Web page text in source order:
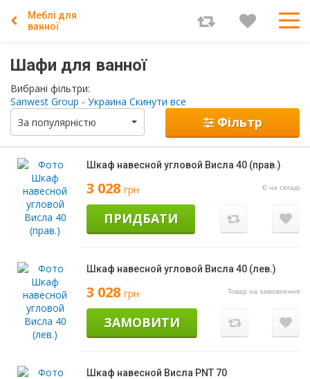
Меблі для
ванної
Шафи для ванної
Вибрані фільтри:
Sanwest Group - Украина Скинути все
За популярністю
Фільтр
Шкаф навесной угловой Висла 40 (прав.)
3 028 грн Є на складі
ПРИДБАТИ
Шкаф навесной угловой Висла 40 (лев.)
3 028 грн Товар на замовлення
ЗАМОВИТИ
Шкаф навесной Висла PNT 70